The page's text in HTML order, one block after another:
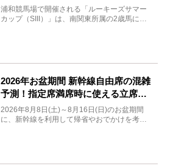
馬と見どころをチェック
浦和競馬場で開催される「ルーキーズサマー
カップ（SIII）」は、南関東所属の2歳馬によ
2026年お盆期間 新幹線自由席の混雑
予測！指定席満席時に使える立席特
急券も解説
2026年8月8日(土)～8月16日(日)のお盆期間
に、新幹線を利用して帰省やおでかけを考え